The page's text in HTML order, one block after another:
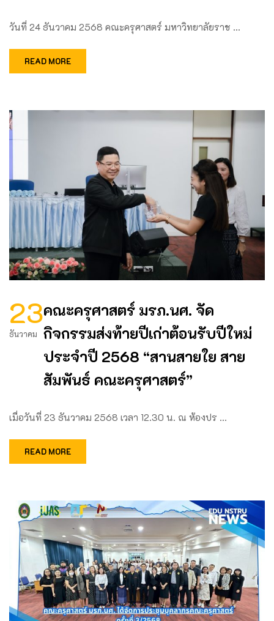
วันที่ 24 ธันวาคม 2568 คณะครุศาสตร์ มหาวิทยาลัยราช …
READ MORE
23
ธันวาคม
คณะครุศาสตร์ มรภ.นศ. จัด
กิจกรรมส่งท้ายปีเก่าต้อนรับปีใหม่
ประจำปี 2568 “สานสายใย สาย
สัมพันธ์ คณะครุศาสตร์”
เมื่อวันที่ 23 ธันวาคม 2568 เวลา 12.30 น. ณ ห้องปร …
READ MORE